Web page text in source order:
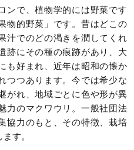
ンで、植物学的には野菜です
物的野菜」です。昔はどこの
汁でのどの渇きを潤してくれ
跡にその種の痕跡があり、大
も好まれ、近年は昭和の懐か
つつあります。今では希少な
がれ、地域ごとに色や形が異
力のマクワウリ。一般社団法
協力のもと、その特徴、栽培
す。